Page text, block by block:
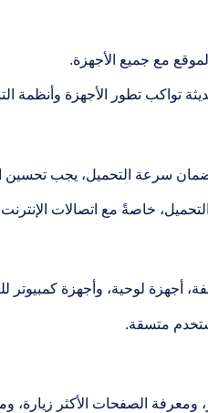
تواكب تطور الأجهزة وأنظمة
سرعة التحميل، يجب تحسين
خاصةً مع اتصالات الإنترنت
أجهزة لوحية، وأجهزة
متسقة.